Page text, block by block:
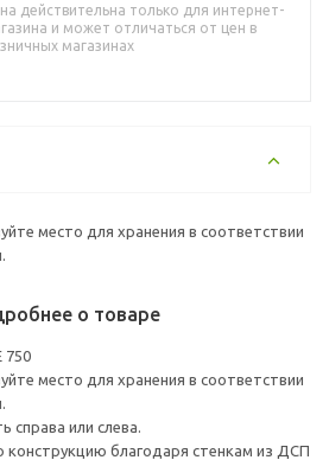
действительна только для интернет-
и может отличаться от цен в
магазинах
место для хранения в соответствии
о товаре
750
место для хранения в соответствии
справа или слева.
конструкцию благодаря стенкам из ДСП